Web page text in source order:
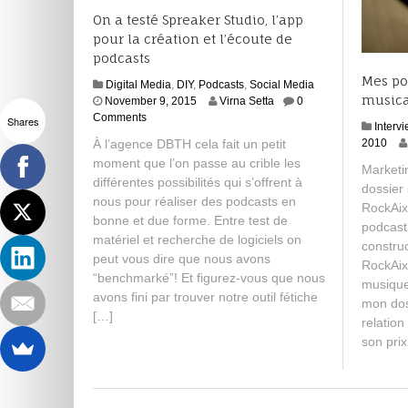
On a testé Spreaker Studio, l’app
pour la création et l’écoute de
podcasts
Digital Media, DIY, Podcasts, Social Media
November 9, 2015D
e
m
b
e
,
2
0
1
Virna Setta
0
Comments
À l’agence DBTH cela fait un petit
moment que l’on passe au crible les
différentes possibilités qui s’offrent à
nous pour réaliser des podcasts en
bonne et due forme. Entre test de
matériel et recherche de logiciels on
peut vous dire que nous avons
“benchmarké”! Et figurez-vous que nous
avons fini par trouver notre outil fétiche
[…]
Mes
2010S
p
t
e
m
b
r
2
,
2
0
dossier
mon
son
Shares